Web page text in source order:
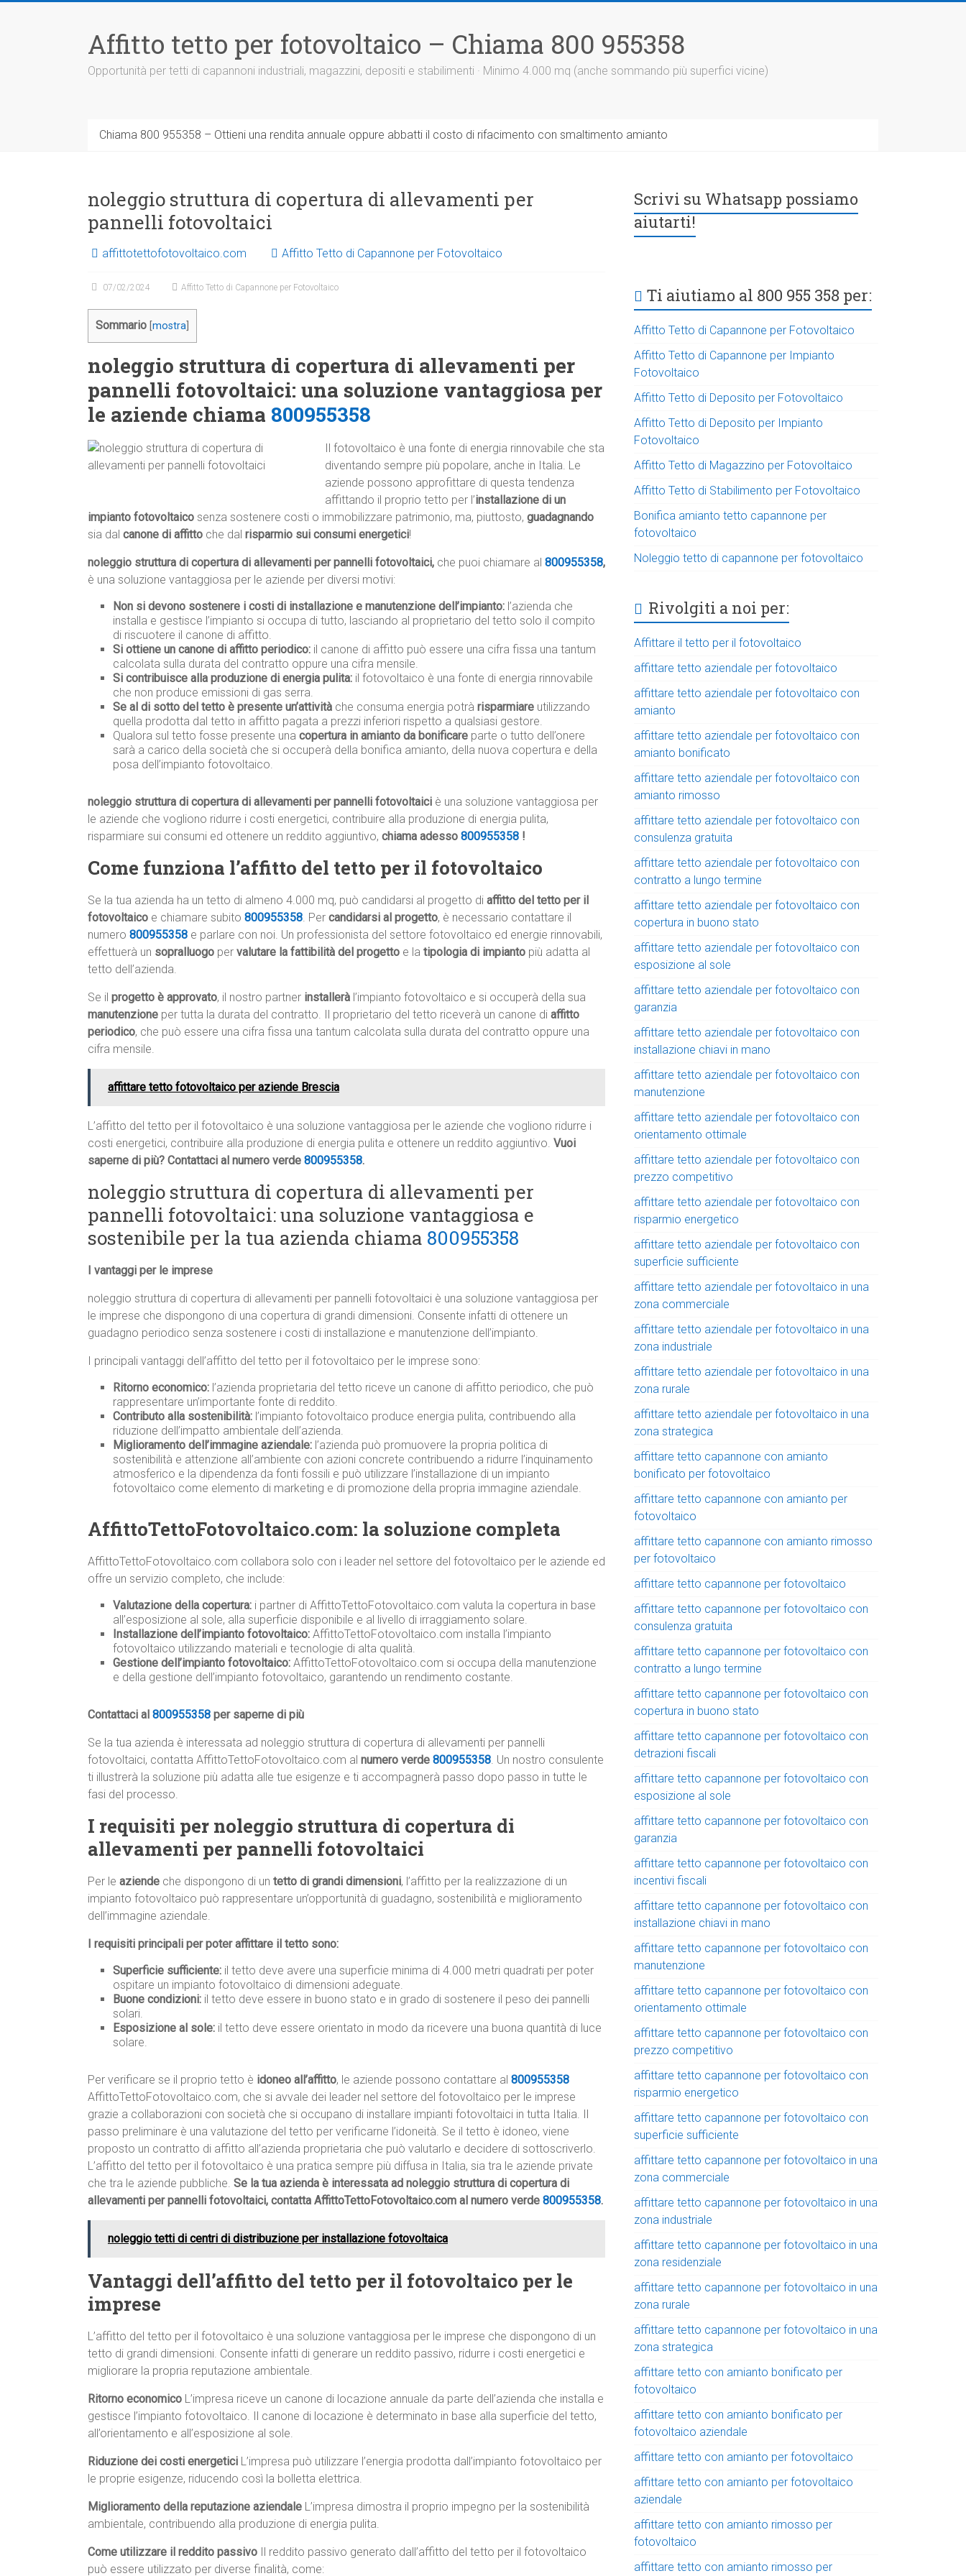
Affitto tetto per fotovoltaico – Chiama 800 955358
Opportunità per tetti di capannoni industriali, magazzini, depositi e stabilimenti · Minimo 4.000 mq (anche sommando più superfici vicine)
Chiama 800 955358 – Ottieni una rendita annuale oppure abbatti il costo di rifacimento con smaltimento amianto
noleggio struttura di copertura di allevamenti per
pannelli fotovoltaici
affittotettofotovoltaico.com Affitto Tetto di Capannone per Fotovoltaico
07/02/2024 Affitto Tetto di Capannone per Fotovoltaico
Sommario mostra
noleggio struttura di copertura di allevamenti per
pannelli fotovoltaici: una soluzione vantaggiosa per
le aziende chiama 800955358
Il fotovoltaico è una fonte di energia rinnovabile che sta
diventando sempre più popolare, anche in Italia. Le
aziende possono approfittare di questa tendenza
affittando il proprio tetto per l’installazione di un
impianto fotovoltaico senza sostenere costi o immobilizzare patrimonio, ma, piuttosto, guadagnando
sia dal canone di affitto che dal risparmio sui consumi energetici!
noleggio struttura di copertura di allevamenti per pannelli fotovoltaici, che puoi chiamare al 800955358,
è una soluzione vantaggiosa per le aziende per diversi motivi:
Non si devono sostenere i costi di installazione e manutenzione dell’impianto: l’azienda che
installa e gestisce l’impianto si occupa di tutto, lasciando al proprietario del tetto solo il compito
di riscuotere il canone di affitto.
Si ottiene un canone di affitto periodico: il canone di affitto può essere una cifra fissa una tantum
calcolata sulla durata del contratto oppure una cifra mensile.
Si contribuisce alla produzione di energia pulita: il fotovoltaico è una fonte di energia rinnovabile
che non produce emissioni di gas serra.
Se al di sotto del tetto è presente un’attività che consuma energia potrà risparmiare utilizzando
quella prodotta dal tetto in affitto pagata a prezzi inferiori rispetto a qualsiasi gestore.
Qualora sul tetto fosse presente una copertura in amianto da bonificare parte o tutto dell’onere
sarà a carico della società che si occuperà della bonifica amianto, della nuova copertura e della
posa dell’impianto fotovoltaico.
noleggio struttura di copertura di allevamenti per pannelli fotovoltaici è una soluzione vantaggiosa per
le aziende che vogliono ridurre i costi energetici, contribuire alla produzione di energia pulita,
risparmiare sui consumi ed ottenere un reddito aggiuntivo, chiama adesso 800955358 !
Come funziona l’affitto del tetto per il fotovoltaico
Se la tua azienda ha un tetto di almeno 4.000 mq, può candidarsi al progetto di affitto del tetto per il
fotovoltaico e chiamare subito 800955358. Per candidarsi al progetto, è necessario contattare il
numero 800955358 e parlare con noi. Un professionista del settore fotovoltaico ed energie rinnovabili,
effettuerà un sopralluogo per valutare la fattibilità del progetto e la tipologia di impianto più adatta al
tetto dell’azienda.
Se il progetto è approvato, il nostro partner installerà l’impianto fotovoltaico e si occuperà della sua
manutenzione per tutta la durata del contratto. Il proprietario del tetto riceverà un canone di affitto
periodico, che può essere una cifra fissa una tantum calcolata sulla durata del contratto oppure una
cifra mensile.
affittare tetto fotovoltaico per aziende Brescia
L’affitto del tetto per il fotovoltaico è una soluzione vantaggiosa per le aziende che vogliono ridurre i
costi energetici, contribuire alla produzione di energia pulita e ottenere un reddito aggiuntivo. Vuoi
saperne di più? Contattaci al numero verde 800955358.
noleggio struttura di copertura di allevamenti per
pannelli fotovoltaici: una soluzione vantaggiosa e
sostenibile per la tua azienda chiama 800955358
I vantaggi per le imprese
noleggio struttura di copertura di allevamenti per pannelli fotovoltaici è una soluzione vantaggiosa per
le imprese che dispongono di una copertura di grandi dimensioni. Consente infatti di ottenere un
guadagno periodico senza sostenere i costi di installazione e manutenzione dell’impianto.
I principali vantaggi dell’affitto del tetto per il fotovoltaico per le imprese sono:
Ritorno economico: l’azienda proprietaria del tetto riceve un canone di affitto periodico, che può
rappresentare un’importante fonte di reddito.
Contributo alla sostenibilità: l’impianto fotovoltaico produce energia pulita, contribuendo alla
riduzione dell’impatto ambientale dell’azienda.
Miglioramento dell’immagine aziendale: l’azienda può promuovere la propria politica di
sostenibilità e attenzione all’ambiente con azioni concrete contribuendo a ridurre l’inquinamento
atmosferico e la dipendenza da fonti fossili e può utilizzare l’installazione di un impianto
fotovoltaico come elemento di marketing e di promozione della propria immagine aziendale.
AffittoTettoFotovoltaico.com: la soluzione completa
AffittoTettoFotovoltaico.com collabora solo con i leader nel settore del fotovoltaico per le aziende ed
offre un servizio completo, che include:
Valutazione della copertura: i partner di AffittoTettoFotovoltaico.com valuta la copertura in base
all’esposizione al sole, alla superficie disponibile e al livello di irraggiamento solare.
Installazione dell’impianto fotovoltaico: AffittoTettoFotovoltaico.com installa l’impianto
fotovoltaico utilizzando materiali e tecnologie di alta qualità.
Gestione dell’impianto fotovoltaico: AffittoTettoFotovoltaico.com si occupa della manutenzione
e della gestione dell’impianto fotovoltaico, garantendo un rendimento costante.
Contattaci al 800955358 per saperne di più
Se la tua azienda è interessata ad noleggio struttura di copertura di allevamenti per pannelli
fotovoltaici, contatta AffittoTettoFotovoltaico.com al numero verde 800955358. Un nostro consulente
ti illustrerà la soluzione più adatta alle tue esigenze e ti accompagnerà passo dopo passo in tutte le
fasi del processo.
I requisiti per noleggio struttura di copertura di
allevamenti per pannelli fotovoltaici
Per le aziende che dispongono di un tetto di grandi dimensioni, l’affitto per la realizzazione di un
impianto fotovoltaico può rappresentare un’opportunità di guadagno, sostenibilità e miglioramento
dell’immagine aziendale.
I requisiti principali per poter affittare il tetto sono:
Superficie sufficiente: il tetto deve avere una superficie minima di 4.000 metri quadrati per poter
ospitare un impianto fotovoltaico di dimensioni adeguate.
Buone condizioni: il tetto deve essere in buono stato e in grado di sostenere il peso dei pannelli
solari.
Esposizione al sole: il tetto deve essere orientato in modo da ricevere una buona quantità di luce
solare.
Per verificare se il proprio tetto è idoneo all’affitto, le aziende possono contattare al 800955358
AffittoTettoFotovoltaico.com, che si avvale dei leader nel settore del fotovoltaico per le imprese
grazie a collaborazioni con società che si occupano di installare impianti fotovoltaici in tutta Italia. Il
passo preliminare è una valutazione del tetto per verificarne l’idoneità. Se il tetto è idoneo, viene
proposto un contratto di affitto all’azienda proprietaria che può valutarlo e decidere di sottoscriverlo.
L’affitto del tetto per il fotovoltaico è una pratica sempre più diffusa in Italia, sia tra le aziende private
che tra le aziende pubbliche. Se la tua azienda è interessata ad noleggio struttura di copertura di
allevamenti per pannelli fotovoltaici, contatta AffittoTettoFotovoltaico.com al numero verde 800955358.
noleggio tetti di centri di distribuzione per installazione fotovoltaica
Vantaggi dell’affitto del tetto per il fotovoltaico per le
imprese
L’affitto del tetto per il fotovoltaico è una soluzione vantaggiosa per le imprese che dispongono di un
tetto di grandi dimensioni. Consente infatti di generare un reddito passivo, ridurre i costi energetici e
migliorare la propria reputazione ambientale.
Ritorno economico L’impresa riceve un canone di locazione annuale da parte dell’azienda che installa e
gestisce l’impianto fotovoltaico. Il canone di locazione è determinato in base alla superficie del tetto,
all’orientamento e all’esposizione al sole.
Riduzione dei costi energetici L’impresa può utilizzare l’energia prodotta dall’impianto fotovoltaico per
le proprie esigenze, riducendo così la bolletta elettrica.
Miglioramento della reputazione aziendale L’impresa dimostra il proprio impegno per la sostenibilità
ambientale, contribuendo alla produzione di energia pulita.
Come utilizzare il reddito passivo Il reddito passivo generato dall’affitto del tetto per il fotovoltaico
può essere utilizzato per diverse finalità, come:
Scrivi su Whatsapp possiamo
aiutarti!
Ti aiutiamo al 800 955 358 per:
Affitto Tetto di Capannone per Fotovoltaico
Affitto Tetto di Capannone per Impianto
Fotovoltaico
Affitto Tetto di Deposito per Fotovoltaico
Affitto Tetto di Deposito per Impianto
Fotovoltaico
Affitto Tetto di Magazzino per Fotovoltaico
Affitto Tetto di Stabilimento per Fotovoltaico
Bonifica amianto tetto capannone per
fotovoltaico
Noleggio tetto di capannone per fotovoltaico
Rivolgiti a noi per:
Affittare il tetto per il fotovoltaico
affittare tetto aziendale per fotovoltaico
affittare tetto aziendale per fotovoltaico con
amianto
affittare tetto aziendale per fotovoltaico con
amianto bonificato
affittare tetto aziendale per fotovoltaico con
amianto rimosso
affittare tetto aziendale per fotovoltaico con
consulenza gratuita
affittare tetto aziendale per fotovoltaico con
contratto a lungo termine
affittare tetto aziendale per fotovoltaico con
copertura in buono stato
affittare tetto aziendale per fotovoltaico con
esposizione al sole
affittare tetto aziendale per fotovoltaico con
garanzia
affittare tetto aziendale per fotovoltaico con
installazione chiavi in mano
affittare tetto aziendale per fotovoltaico con
manutenzione
affittare tetto aziendale per fotovoltaico con
orientamento ottimale
affittare tetto aziendale per fotovoltaico con
prezzo competitivo
affittare tetto aziendale per fotovoltaico con
risparmio energetico
affittare tetto aziendale per fotovoltaico con
superficie sufficiente
affittare tetto aziendale per fotovoltaico in una
zona commerciale
affittare tetto aziendale per fotovoltaico in una
zona industriale
affittare tetto aziendale per fotovoltaico in una
zona rurale
affittare tetto aziendale per fotovoltaico in una
zona strategica
affittare tetto capannone con amianto
bonificato per fotovoltaico
affittare tetto capannone con amianto per
fotovoltaico
affittare tetto capannone con amianto rimosso
per fotovoltaico
affittare tetto capannone per fotovoltaico
affittare tetto capannone per fotovoltaico con
consulenza gratuita
affittare tetto capannone per fotovoltaico con
contratto a lungo termine
affittare tetto capannone per fotovoltaico con
copertura in buono stato
affittare tetto capannone per fotovoltaico con
detrazioni fiscali
affittare tetto capannone per fotovoltaico con
esposizione al sole
affittare tetto capannone per fotovoltaico con
garanzia
affittare tetto capannone per fotovoltaico con
incentivi fiscali
affittare tetto capannone per fotovoltaico con
installazione chiavi in mano
affittare tetto capannone per fotovoltaico con
manutenzione
affittare tetto capannone per fotovoltaico con
orientamento ottimale
affittare tetto capannone per fotovoltaico con
prezzo competitivo
affittare tetto capannone per fotovoltaico con
risparmio energetico
affittare tetto capannone per fotovoltaico con
superficie sufficiente
affittare tetto capannone per fotovoltaico in una
zona commerciale
affittare tetto capannone per fotovoltaico in una
zona industriale
affittare tetto capannone per fotovoltaico in una
zona residenziale
affittare tetto capannone per fotovoltaico in una
zona rurale
affittare tetto capannone per fotovoltaico in una
zona strategica
affittare tetto con amianto bonificato per
fotovoltaico
affittare tetto con amianto bonificato per
fotovoltaico aziendale
affittare tetto con amianto per fotovoltaico
affittare tetto con amianto per fotovoltaico
aziendale
affittare tetto con amianto rimosso per
fotovoltaico
affittare tetto con amianto rimosso per